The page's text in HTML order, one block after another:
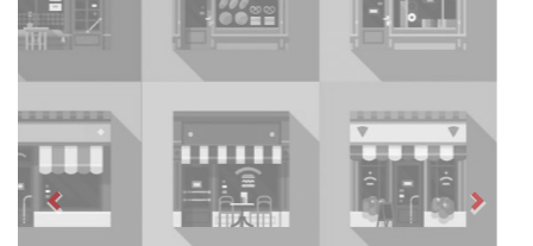
Urnietako Udala
Previous